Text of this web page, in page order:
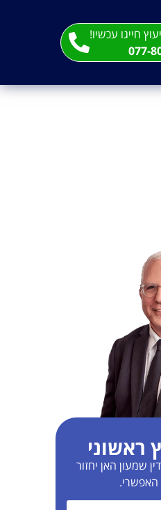
חייגו עכשיו!
077-
ראשוני
שמעון האן יחזור